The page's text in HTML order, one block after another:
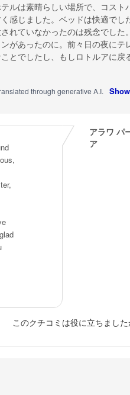
ルは素晴らしい場所で、コスト
感じました。ベッドは快適でし
れていなかったのは残念でした
があったのに。前々日の夜にテ
とでしたし、もしロトルアに戻
through generative A.I.
アラワ パ
ア
このクチコミは役に立ちました